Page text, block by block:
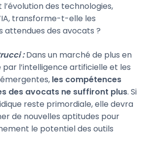
des technologies,
transforme-t-elle les
attendues des avocats ?
:Dans un marché de plus en
par l’intelligence artificielle et les
les compétences
des avocats ne suffiront plus. Si
reste primordiale, elle devra
de nouvelles aptitudes pour
le potentiel des outils